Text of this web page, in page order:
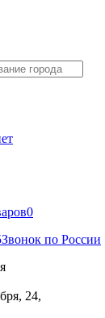
0
Звонок по России
24,